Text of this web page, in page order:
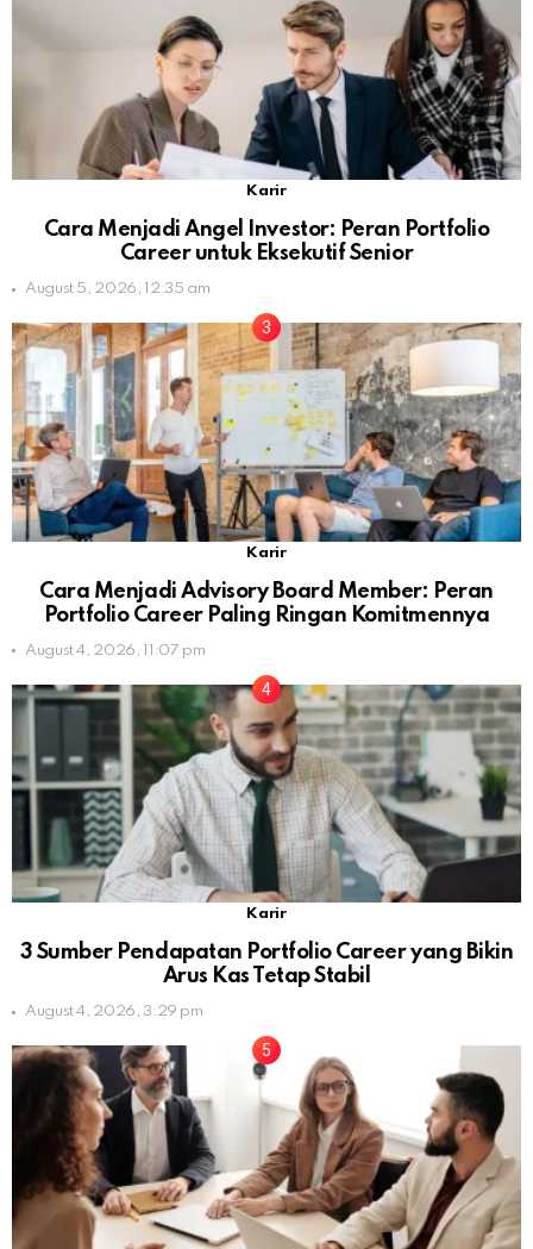
Karir
Cara Menjadi Angel Investor: Peran Portfolio
Career untuk Eksekutif Senior
August 5, 2026, 12:35 am
Karir
Cara Menjadi Advisory Board Member: Peran
Portfolio Career Paling Ringan Komitmennya
August 4, 2026, 11:07 pm
Karir
3 Sumber Pendapatan Portfolio Career yang Bikin
Arus Kas Tetap Stabil
August 4, 2026, 3:29 pm